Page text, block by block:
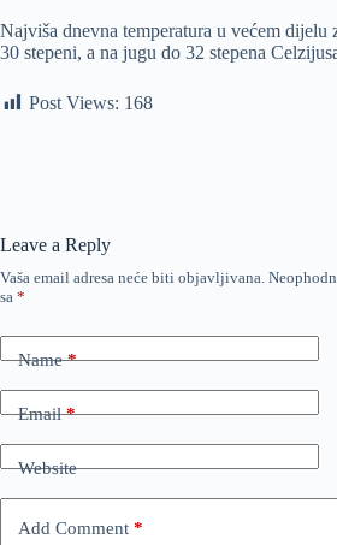
Najviša dnevna temperatura u većem dijelu
30 stepeni, a na jugu do 32 stepena
Post Views: 168
Leave a Reply
Vaša email adresa neće biti objavljivana.
sa *
Name*
Email*
Website
Add Comment *